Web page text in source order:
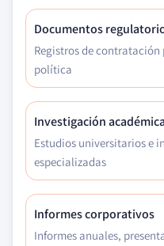
Documentos
Registros de
política
Investigación académica
Estudios universitarios e
especializadas
Informes corporativos
Informes anuales,